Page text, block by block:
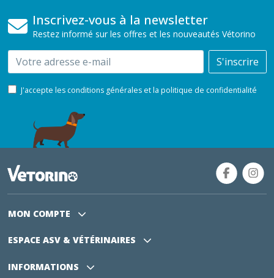
Inscrivez-vous à la newsletter
Restez informé sur les offres et les nouveautés Vétorino
Email S'inscrire
J'accepte les conditions générales et la politique de confidentialité
MON COMPTE
ESPACE ASV & VÉTÉRINAIRES
INFORMATIONS